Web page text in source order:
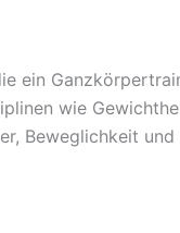
ein
wie
Beweglichkeit